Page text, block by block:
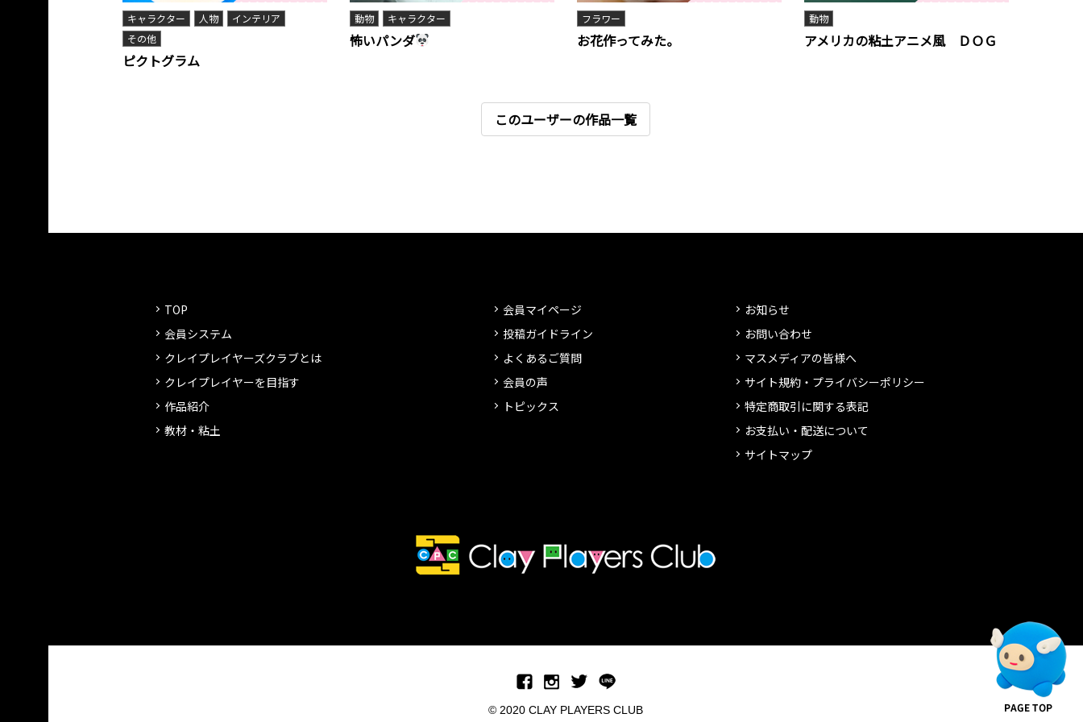
キャラクター 人物
インテリア
その他
ピクトグラム
動物 キャラクター
怖いパンダ
フラワー
お花作ってみた。
動物
アメリカの粘土アニメ風 ＤＯＧ
このユーザーの作品一覧
TOP
会員システム
クレイプレイヤーズクラブとは
クレイプレイヤーを目指す
作品紹介
教材・粘土
お知らせ
お問い合わせ
マスメディアの皆様へ
サイト規約・プライバシーポリシー
特定商取引に関する表記
お支払い・配送について
サイトマップ
会員マイページ
投稿ガイドライン
よくあるご質問
会員の声
トピックス
© 2020 CLAY PLAYERS CLUB